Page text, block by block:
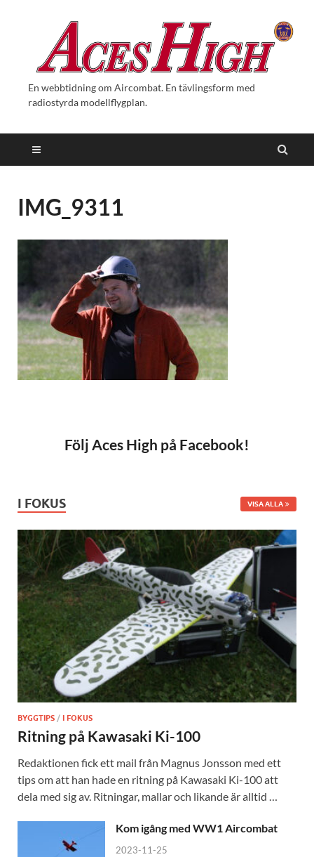
En webbtidning om Aircombat. En tävlingsform med
radiostyrda modellflygplan.
IMG_9311
Följ Aces High på Facebook!
I FOKUS VISA ALLA
BYGGTIPS / I FOKUS
Ritning på Kawasaki Ki-100
Redaktionen fick ett mail från Magnus Jonsson med ett
tips om att han hade en ritning på Kawasaki Ki-100 att
dela med sig av. Ritningar, mallar och likande är alltid …
Kom igång med WW1 Aircombat
2023-11-25